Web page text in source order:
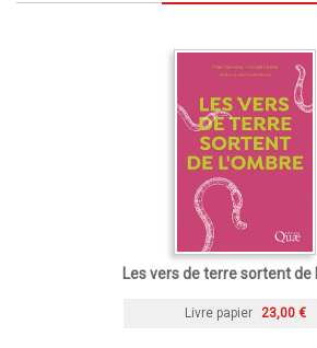
Les vers de terre sortent de
Livre papier 23,00 €